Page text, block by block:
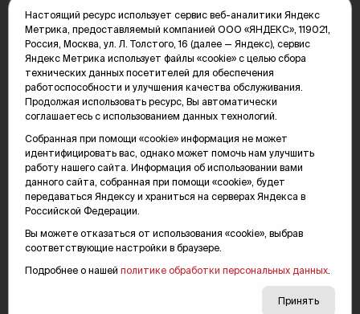
Редакция: 625035, Тюмень, пр. Геологоразведчиков, 28А
(3452) 68-89-05
edit@vsluh.ru
Главный редактор: Панкина Т.Ю.
kika@vsluh.ru
По вопросам рекламы:
(3452) 68-89-78
kotovaev@sibinformburo.ru
mim@vsluh.ru
16+
Настоящий ресурс использует сервис веб-аналитики Яндекс
Метрика, предоставляемый компанией ООО «ЯНДЕКС», 119021,
Россия, Москва, ул. Л. Толстого, 16 (далее — Яндекс), сервис
Яндекс Метрика использует файлы «cookie» с целью сбора
технических данных посетителей для обеспечения
работоспособности и улучшения качества обслуживания.
Продолжая использовать ресурс, Вы автоматически
соглашаетесь с использованием данных технологий.
Собранная при помощи «cookie» информация не может
идентифицировать вас, однако может помочь нам улучшить
работу нашего сайта. Информация об использовании вами
данного сайта, собранная при помощи «cookie», будет
передаваться Яндексу и храниться на серверах Яндекса в
Российской Федерации.
Вы можете отказаться от использования «cookie», выбрав
соответствующие настройки в браузере.
Подробнее о нашей политике обработки персональных данных
Принять